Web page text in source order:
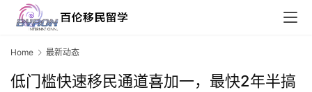
Home 最新动态
低门槛快速移民通道喜加一，最快2年半搞